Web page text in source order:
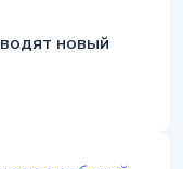
новый